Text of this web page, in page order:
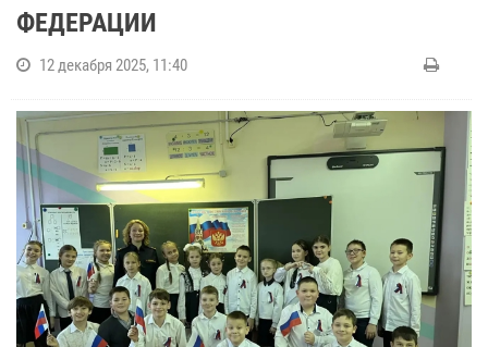
ФЕДЕРАЦИИ
12 декабря 2025, 11:40